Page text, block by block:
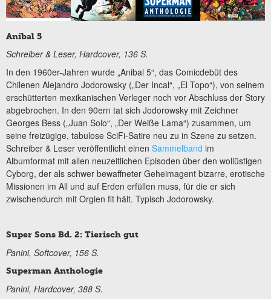
Anibal 5
Schreiber & Leser, Hardcover, 136 S.
In den 1960er-Jahren wurde „Anibal 5“, das Comicdebüt des
Chilenen Alejandro Jodorowsky („Der Incal“, „El Topo“), von seinem
erschütterten mexikanischen Verleger noch vor Abschluss der Story
abgebrochen. In den 90ern tat sich Jodorowsky mit Zeichner
Georges Bess („Juan Solo“, „Der Weiße Lama“) zusammen, um
seine freizügige, tabulose SciFi-Satire neu zu in Szene zu setzen.
Schreiber & Leser veröffentlicht einen Sammelband im
Albumformat mit allen neuzeitlichen Episoden über den wollüstigen
Cyborg, der als schwer bewaffneter Geheimagent bizarre, erotische
Missionen im All und auf Erden erfüllen muss, für die er sich
zwischendurch mit Orgien fit hält. Typisch Jodorowsky.
Super Sons Bd. 2: Tierisch gut
Panini, Softcover, 156 S.
Superman Anthologie
Panini, Hardcover, 388 S.